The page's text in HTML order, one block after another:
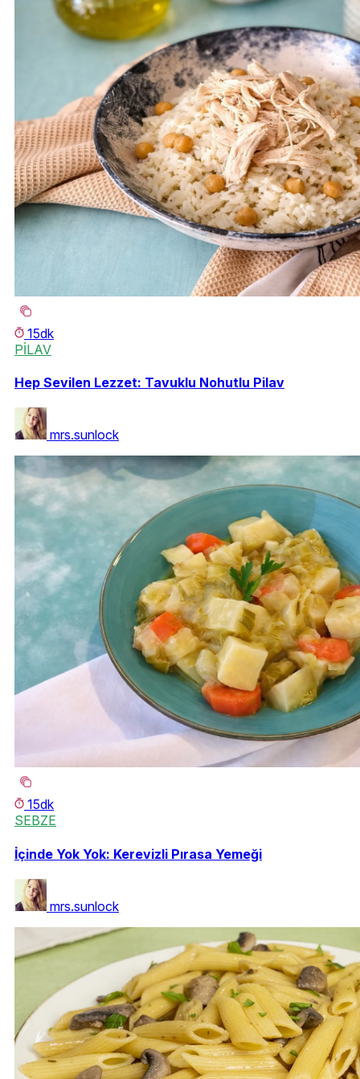
15dk
PİLAV
Hep Sevilen Lezzet: Tavuklu Nohutlu Pilav
mrs.sunlock
15dk
SEBZE
İçinde Yok Yok: Kerevizli Pırasa Yemeği
mrs.sunlock